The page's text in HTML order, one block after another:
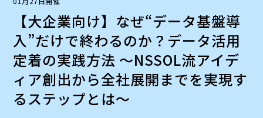
【大企業向け】なぜ“データ基盤導
入”だけで終わるのか？データ活用
定着の実践方法 ～NSSOL流アイデ
ィア創出から全社展開までを実現す
るステップとは～